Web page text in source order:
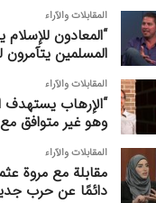
المقابلات والآراء
“المعادون
المسلمين
المقابلات والآراء
“الإرهاب يستهدف
وهو غير متوافق
المقابلات والآراء
مقابلة مع مروة
دائمًا عن حرب